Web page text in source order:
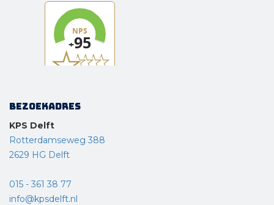
Bezoekadres
KPS Delft
Rotterdamseweg 388
2629 HG Delft
015 - 361 38 77
info@kpsdelft.nl